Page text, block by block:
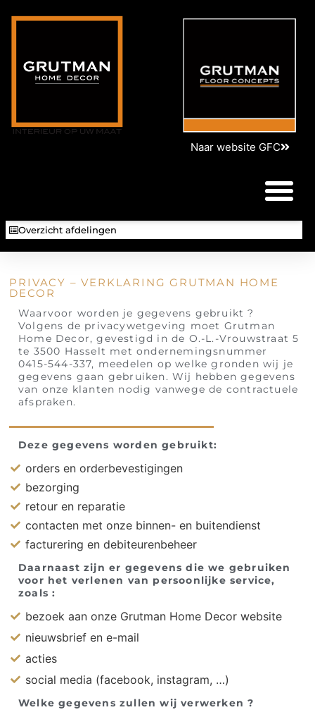
Naar website GFC
Overzicht afdelingen
PRIVACY – VERKLARING GRUTMAN HOME
DECOR
Waarvoor worden je gegevens gebruikt ?
Volgens de privacywetgeving moet Grutman
Home Decor, gevestigd in de O.-L.-Vrouwstraat 5
te 3500 Hasselt met ondernemingsnummer
0415-544-337, meedelen op welke gronden wij je
gegevens gaan gebruiken. Wij hebben gegevens
van onze klanten nodig vanwege de contractuele
afspraken.
Deze gegevens worden gebruikt:
orders en orderbevestigingen
bezorging
retour en reparatie
contacten met onze binnen- en buitendienst
facturering en debiteurenbeheer
Daarnaast zijn er gegevens die we gebruiken
voor het verlenen van persoonlijke service,
zoals :
bezoek aan onze Grutman Home Decor website
nieuwsbrief en e-mail
acties
social media (facebook, instagram, …)
Welke gegevens zullen wij verwerken ?